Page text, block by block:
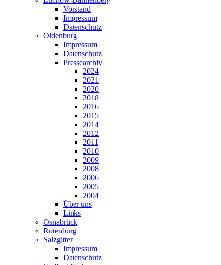
Vorstand
Impressum
Datenschutz
Oldenburg
Impressum
Datenschutz
Pressearchiv
2024
2021
2020
2018
2016
2015
2014
2012
2011
2010
2009
2008
2006
2005
2004
Über uns
Links
Osnabrück
Rotenburg
Salzgitter
Impressum
Datenschutz